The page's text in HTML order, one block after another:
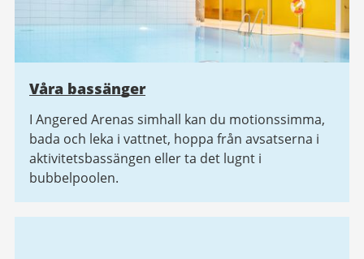
Våra bassänger
I Angered Arenas simhall kan du motionssimma,
bada och leka i vattnet, hoppa från avsatserna i
aktivitetsbassängen eller ta det lugnt i
bubbelpoolen.